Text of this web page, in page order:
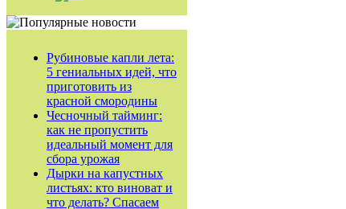
Рубиновые капли лета:
5 гениальных идей, что
приготовить из
красной смородины
Чесночный тайминг:
как не пропустить
идеальный момент для
сбора урожая
Дырки на капустных
листьях: кто виноват и
что делать? Спасаем